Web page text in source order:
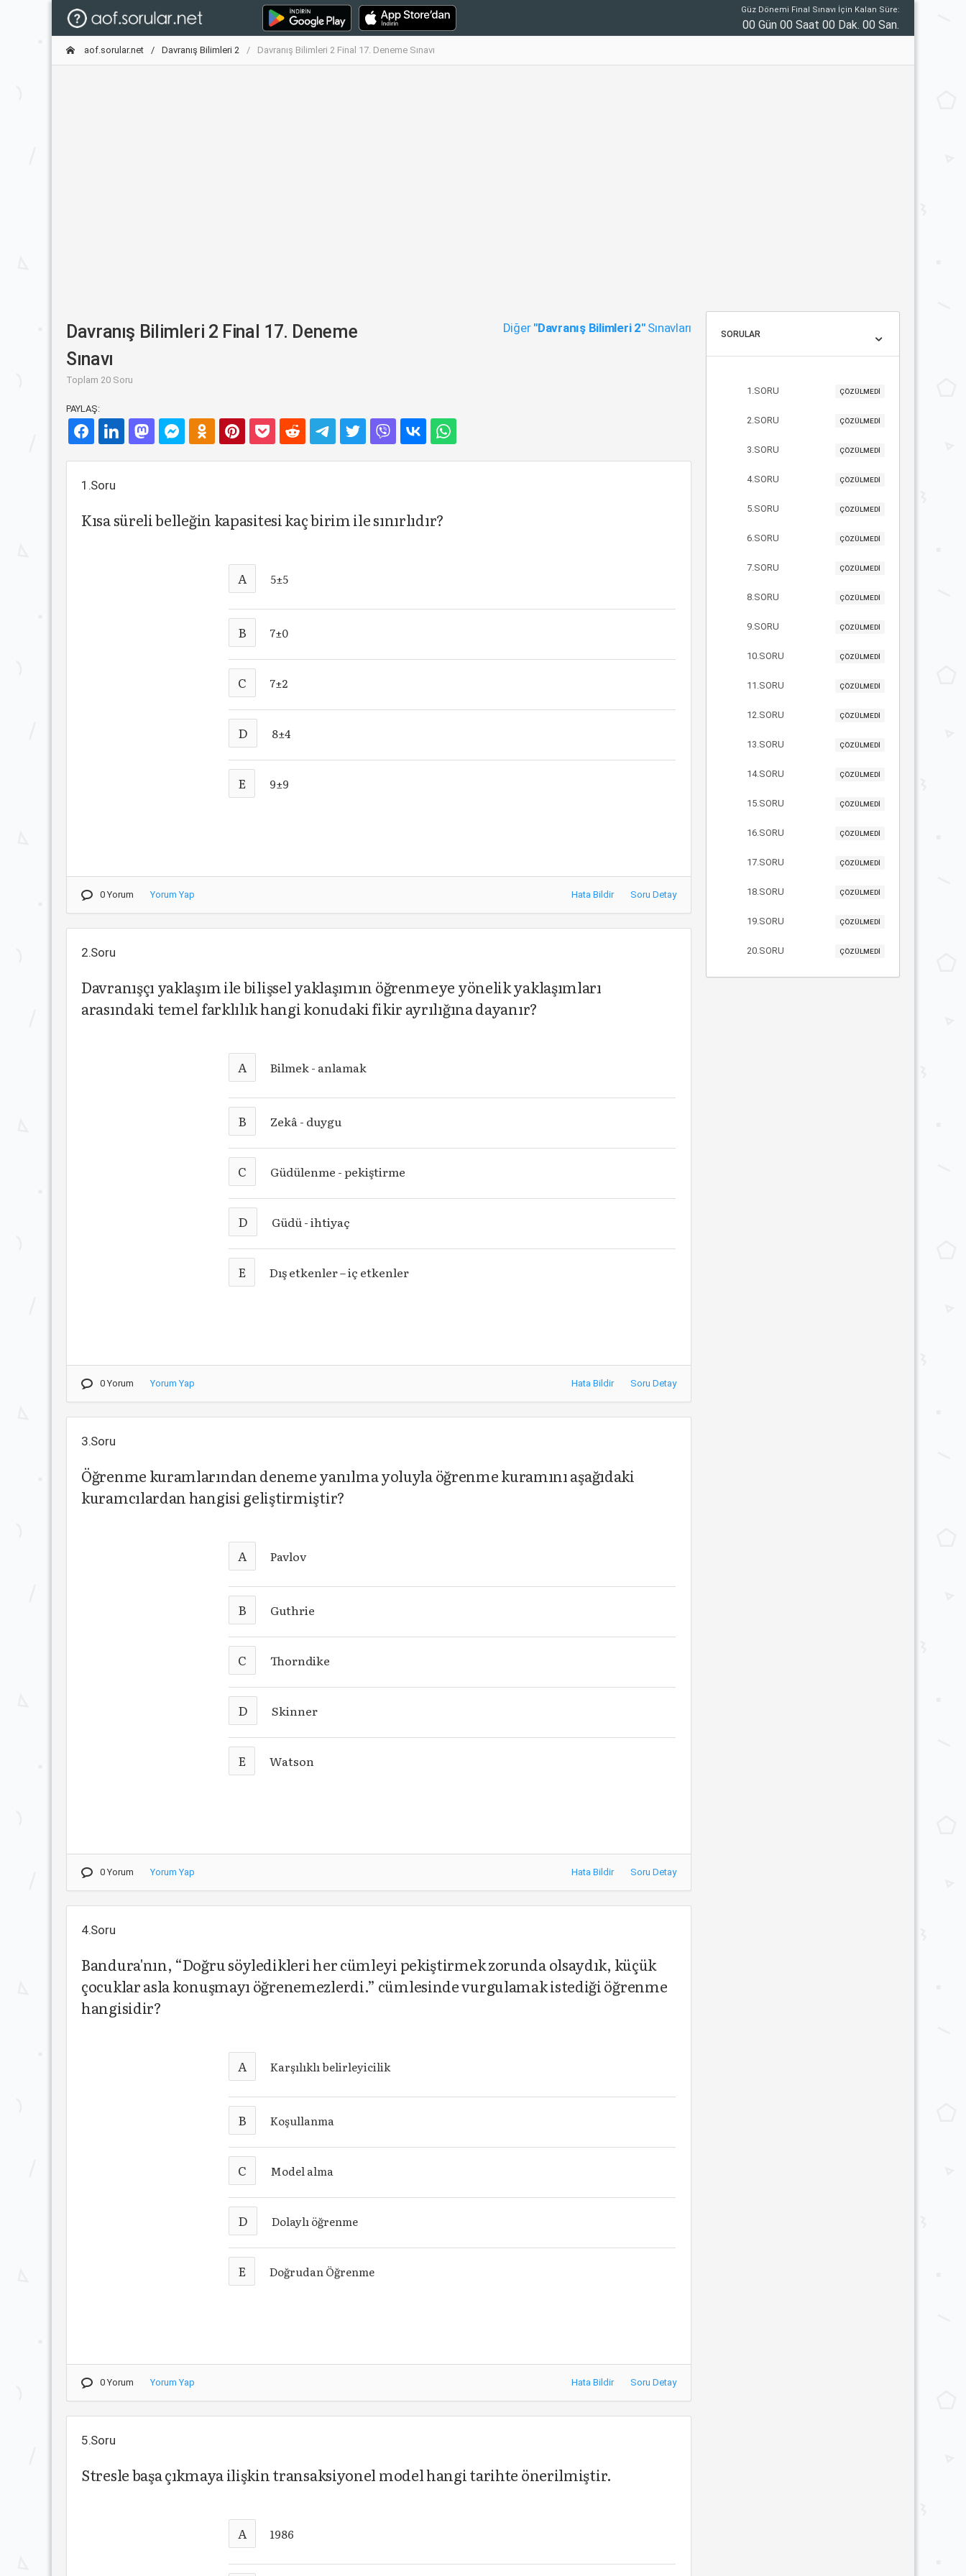
Güz Dönemi Final Sınavı İçin Kalan Süre:
00 Gün 00 Saat 00 Dak. 00 San.
aof.sorular.net Davranış Bilimleri 2 Davranış Bilimleri 2 Final 17. Deneme Sınavı
Davranış Bilimleri 2 Final 17. Deneme
Sınavı
Toplam 20 Soru
Diğer "Davranış Bilimleri 2"Sınavları
PAYLAŞ:
1.Soru
Kısa süreli belleğin kapasitesi kaç birim ile sınırlıdır?
A 5±5
B 7±0
C 7±2
D 8±4
E 9±9
0 Yorum Yorum Yap Hata Bildir Soru Detay
2.Soru
Davranışçı yaklaşım ile bilişsel yaklaşımın öğrenmeye yönelik yaklaşımları
arasındaki temel farklılık hangi konudaki fikir ayrılığına dayanır?
A Bilmek - anlamak
B Zekâ - duygu
C Güdülenme - pekiştirme
D Güdü - ihtiyaç
E Dış etkenler – iç etkenler
0 Yorum Yorum Yap Hata Bildir Soru Detay
3.Soru
Öğrenme kuramlarından deneme yanılma yoluyla öğrenme kuramını aşağıdaki
kuramcılardan hangisi geliştirmiştir?
A Pavlov
B Guthrie
C Thorndike
D Skinner
E Watson
0 Yorum Yorum Yap Hata Bildir Soru Detay
4.Soru
Bandura'nın, “Doğru söyledikleri her cümleyi pekiştirmek zorunda olsaydık, küçük
çocuklar asla konuşmayı öğrenemezlerdi.” cümlesinde vurgulamak istediği öğrenme
hangisidir?
A Karşılıklı belirleyicilik
B Koşullanma
C Model alma
D Dolaylı öğrenme
E Doğrudan Öğrenme
0 Yorum Yorum Yap Hata Bildir Soru Detay
5.Soru
Stresle başa çıkmaya ilişkin transaksiyonel model hangi tarihte önerilmiştir.
A 1986
SORULAR
1.SORU ÇÖZÜLMEDİ
2.SORU ÇÖZÜLMEDİ
3.SORU ÇÖZÜLMEDİ
4.SORU ÇÖZÜLMEDİ
5.SORU ÇÖZÜLMEDİ
6.SORU ÇÖZÜLMEDİ
7.SORU ÇÖZÜLMEDİ
8.SORU ÇÖZÜLMEDİ
9.SORU ÇÖZÜLMEDİ
10.SORU ÇÖZÜLMEDİ
11.SORU ÇÖZÜLMEDİ
12.SORU ÇÖZÜLMEDİ
13.SORU ÇÖZÜLMEDİ
14.SORU ÇÖZÜLMEDİ
15.SORU ÇÖZÜLMEDİ
16.SORU ÇÖZÜLMEDİ
17.SORU ÇÖZÜLMEDİ
18.SORU ÇÖZÜLMEDİ
19.SORU ÇÖZÜLMEDİ
20.SORU ÇÖZÜLMEDİ